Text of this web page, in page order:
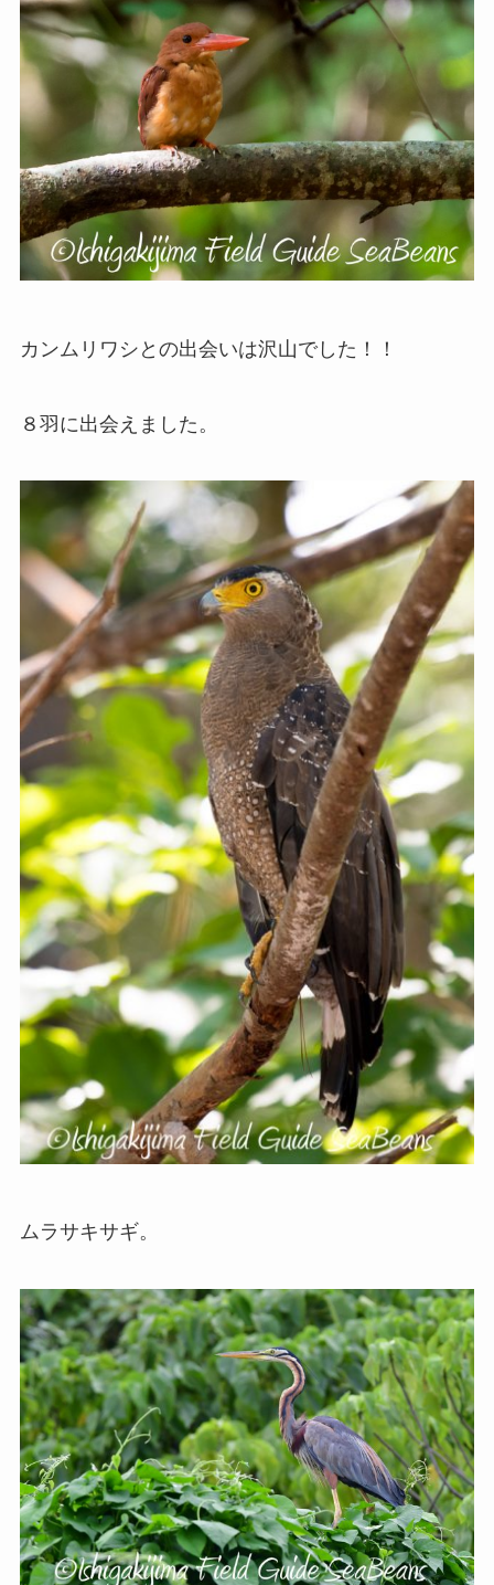
カンムリワシとの出会いは沢山でした！！
８羽に出会えました。
ムラサキサギ。